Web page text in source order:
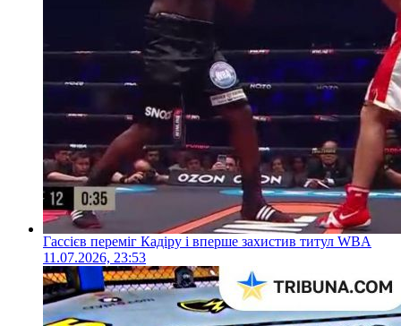
Гассієв переміг Кадіру і вперше захистив титул WBA
11.07.2026, 23:53